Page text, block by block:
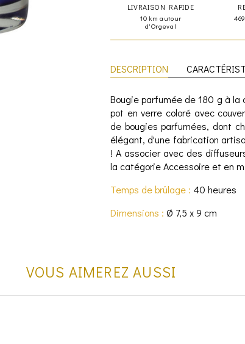
LIVRAISON RAPIDE
10 km autour
d'Orgeval
DESCRIPTION
Bougie parfumée de 180 g à la
pot en verre coloré avec
de bougies parfumées, dont
élégant, d'une fabrication
! A associer avec des
la catégorie Accessoire et en
Temps de brûlage : 40 heures
Dimensions : Ø 7,5 x 9 cm
VOUS AIMEREZ AUSSI